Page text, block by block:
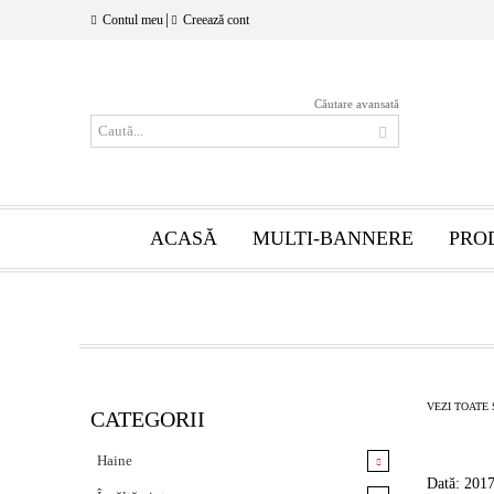
Contul meu Creează cont
Căutare avansată
ACASĂ MULTI-BANNERE
CATEGORII
Haine
VEZI TOATE
Dată: